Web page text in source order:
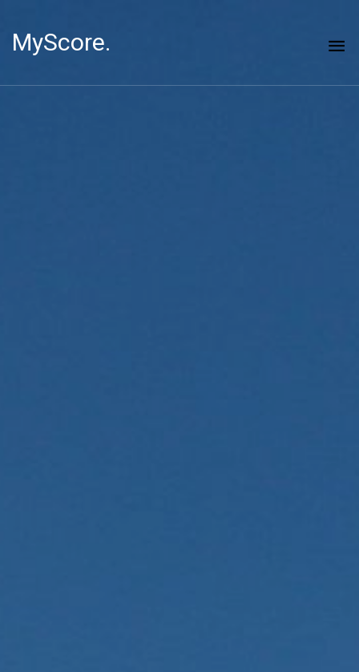
MyScore.